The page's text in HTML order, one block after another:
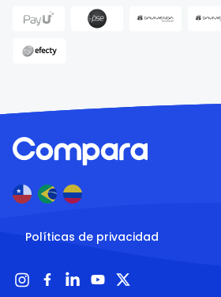
Políticas de privacidad